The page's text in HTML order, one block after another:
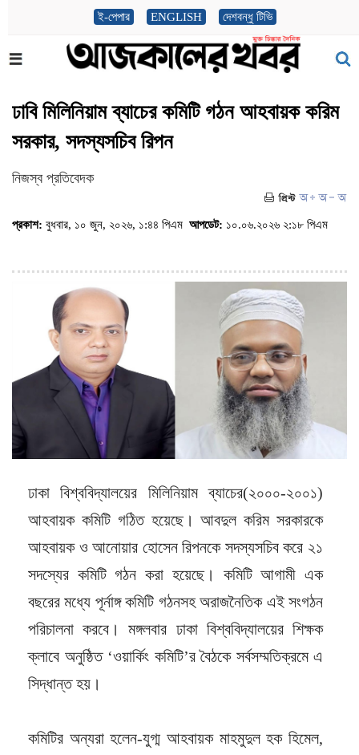
ই-পেপার ENGLISH দেশবন্ধু টিভি
ঢাবি মিলিনিয়াম ব্যাচের কমিটি গঠন আহবায়ক করিম
সরকার, সদস্যসচিব রিপন
নিজস্ব প্রতিবেদক
প্রকাশ: বুধবার, ১০ জুন, ২০২৬, ১:৪৪ পিএম আপডেট: ১০.০৬.২০২৬ ২:১৮ পিএম
ঢাকা বিশ্ববিদ্যালয়ের মিলিনিয়াম ব্যাচের(২০০০-২০০১)
আহবায়ক কমিটি গঠিত হয়েছে। আবদুল করিম সরকারকে
আহবায়ক ও আনোয়ার হোসেন রিপনকে সদস্যসচিব করে ২১
সদস্যের কমিটি গঠন করা হয়েছে। কমিটি আগামী এক
বছরের মধ্যে পূর্নাঙ্গ কমিটি গঠনসহ অরাজনৈতিক এই সংগঠন
পরিচালনা করবে। মঙ্গলবার ঢাকা বিশ্ববিদ্যালয়ের শিক্ষক
ক্লাবে অনুষ্ঠিত ‘ওয়ার্কিং কমিটি’র বৈঠকে সর্বসম্মতিক্রমে এ
সিদ্ধান্ত হয়।
কমিটির অন্যরা হলেন-যুগ্ম আহবায়ক মাহমুদুল হক হিমেল,